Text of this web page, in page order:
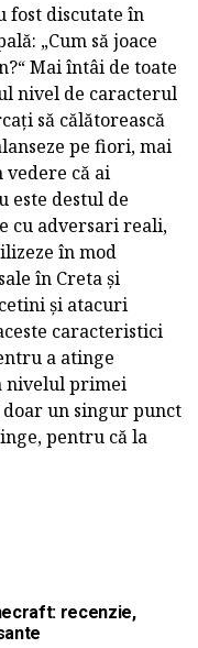
fost discutate în
„Cum să joace
Mai întâi de toate
nivel de caracterul
să călătorească
pe fiori, mai
vedere că ai
este destul de
cu adversari reali,
în mod
în Creta și
și atacuri
caracteristici
a atinge
nivelul primei
un singur punct
pentru că la
recenzie,